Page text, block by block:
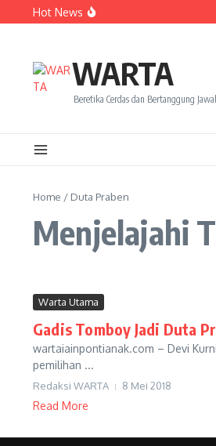
Lewati ke konten
Hot News
Amanah Baru Arskal
WARTA
Beretika Cerdas dan Bertanggung
Home / Duta Praben
Menjelajahi
Warta Utama
Gadis Tomboy Jadi Duta
wartaiainpontianak.com – Devi
pemilihan ...
Redaksi WARTA 8 Mei 2018
Read More